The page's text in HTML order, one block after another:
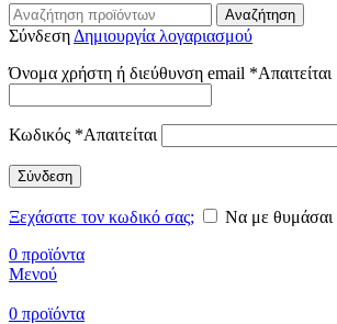
Αναζήτηση
Σύνδεση Δημιουργία λογαριασμού
Όνομα χρήστη ή διεύθυνση email *Απαιτείται
Κωδικός *Απαιτείται
Σύνδεση
Ξεχάσατε τον κωδικό σας;
Να με θυμάσαι
0 προϊόντα
Μενού
0 προϊόντα